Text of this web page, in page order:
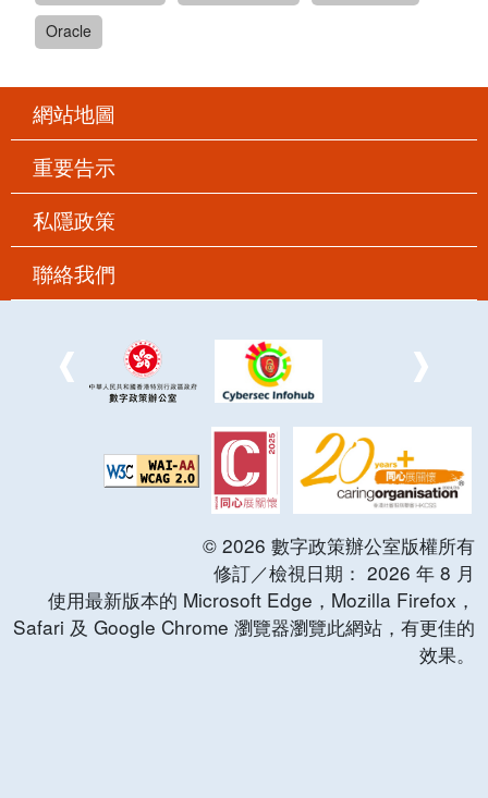
Oracle
網站地圖
重要告示
私隱政策
聯絡我們
© 2026 數字政策辦公室版權所有
修訂／檢視日期： 2026 年 8 月
使用最新版本的 Microsoft Edge，Mozilla Firefox，
Safari 及 Google Chrome 瀏覽器瀏覽此網站，有更佳的
效果。